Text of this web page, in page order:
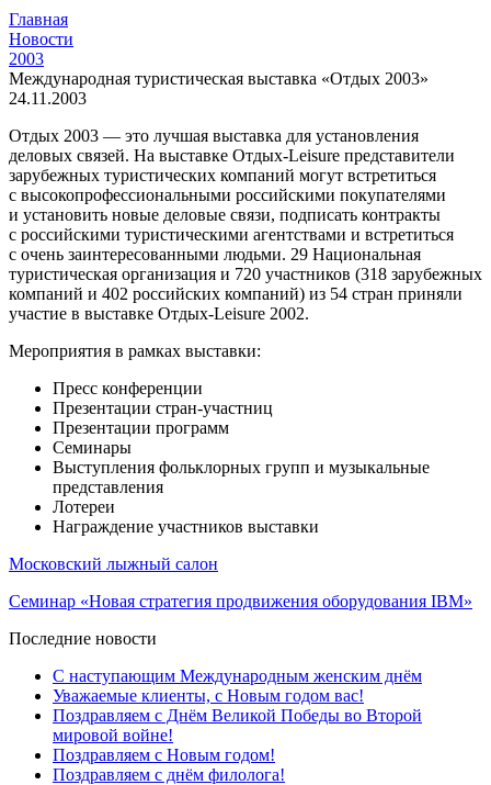
Главная
Новости
2003
Международная туристическая выставка «Отдых 2003»
24.11.2003
Отдых 2003 — это лучшая выставка для установления
деловых связей. На выставке Отдых-Leisure представители
зарубежных туристических компаний могут встретиться
с высокопрофессиональными российскими покупателями
и установить новые деловые связи, подписать контракты
с российскими туристическими агентствами и встретиться
с очень заинтересованными людьми. 29 Национальная
туристическая организация и 720 участников (318 зарубежных
компаний и 402 российских компаний) из 54 стран приняли
участие в выставке Отдых-Leisure 2002.
Мероприятия в рамках выставки:
Пресс конференции
Презентации стран-участниц
Презентации программ
Семинары
Выступления фольклорных групп и музыкальные
представления
Лотереи
Награждение участников выставки
Московский лыжный салон
Семинар «Новая стратегия продвижения оборудования IBM»
Последние новости
С наступающим Международным женским днём
Уважаемые клиенты, с Новым годом вас!
Поздравляем с Днём Великой Победы во Второй
мировой войне!
Поздравляем с Новым годом!
Поздравляем с днём филолога!